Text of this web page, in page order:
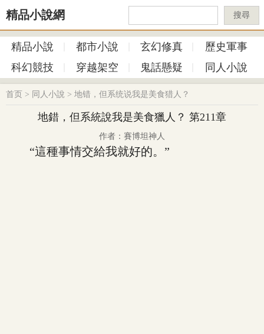
精品小說網 搜尋
精品小說 都市小說 玄幻修真
歷史軍事
科幻競技
穿越架空 鬼話懸疑 同人小說
首页 > 同人小說 > 地错，但系统说我是美食猎人？
地錯，但系統說我是美食獵人？ 第211章
作者：賽博坦神人
“這種事情交給我就好的。”